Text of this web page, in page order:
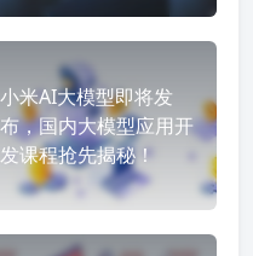
小米AI大模型即将发
布，国内大模型应用开
发课程抢先揭秘！